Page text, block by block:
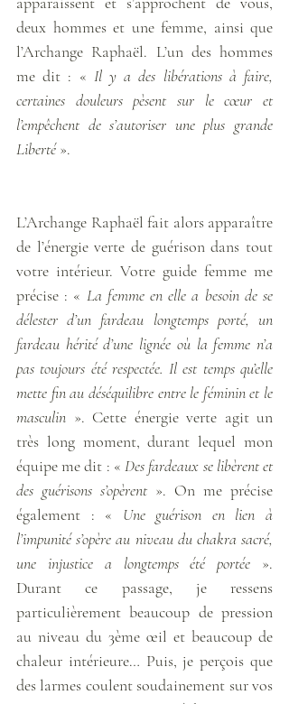
deux hommes et une femme, ainsi que
l’Archange Raphaël. L’un des hommes
me dit : « Il y a des libérations à faire,
certaines douleurs pèsent sur le cœur et
l’empêchent de s’autoriser une plus grande
Liberté ».
L’Archange Raphaël fait alors apparaître
de l’énergie verte de guérison dans tout
votre intérieur. Votre guide femme me
précise : « La femme en elle a besoin de se
délester d’un fardeau longtemps porté, un
fardeau hérité d’une lignée où la femme n’a
pas toujours été respectée. Il est temps qu’elle
mette fin au déséquilibre entre le féminin et le
masculin ». Cette énergie verte agit un
très long moment, durant lequel mon
équipe me dit : « Des fardeaux se libèrent et
des guérisons s’opèrent ». On me précise
également : « Une guérison en lien à
l’impunité s’opère au niveau du chakra sacré,
une injustice a longtemps été portée ».
Durant ce passage, je ressens
particulièrement beaucoup de pression
au niveau du 3ème œil et beaucoup de
chaleur intérieure… Puis, je perçois que
des larmes coulent soudainement sur vos